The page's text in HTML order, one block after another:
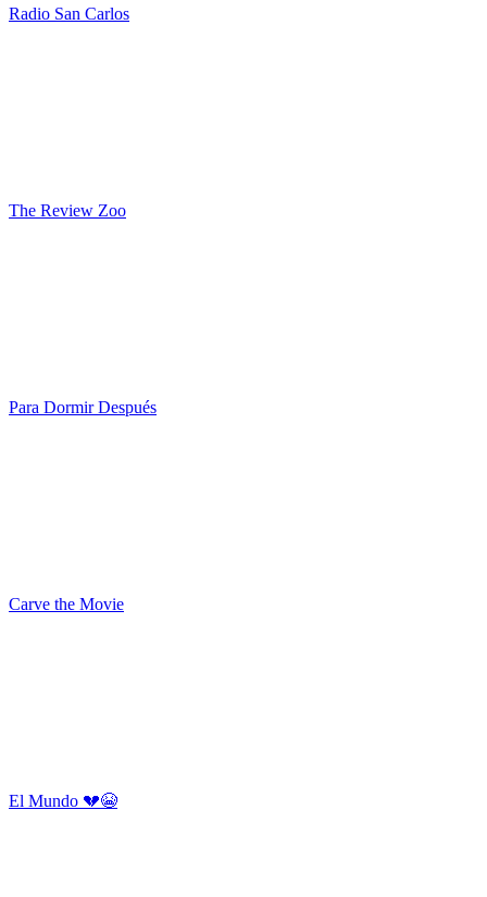
Radio San Carlos
The Review Zoo
Para Dormir Después
Carve the Movie
El Mundo 💔😭